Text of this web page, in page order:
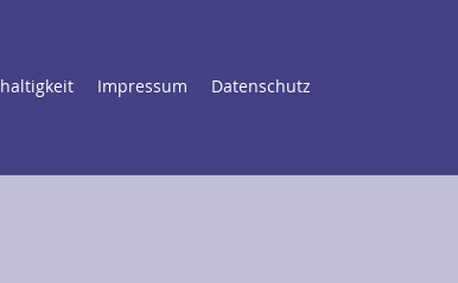
Impressum Datenschutz